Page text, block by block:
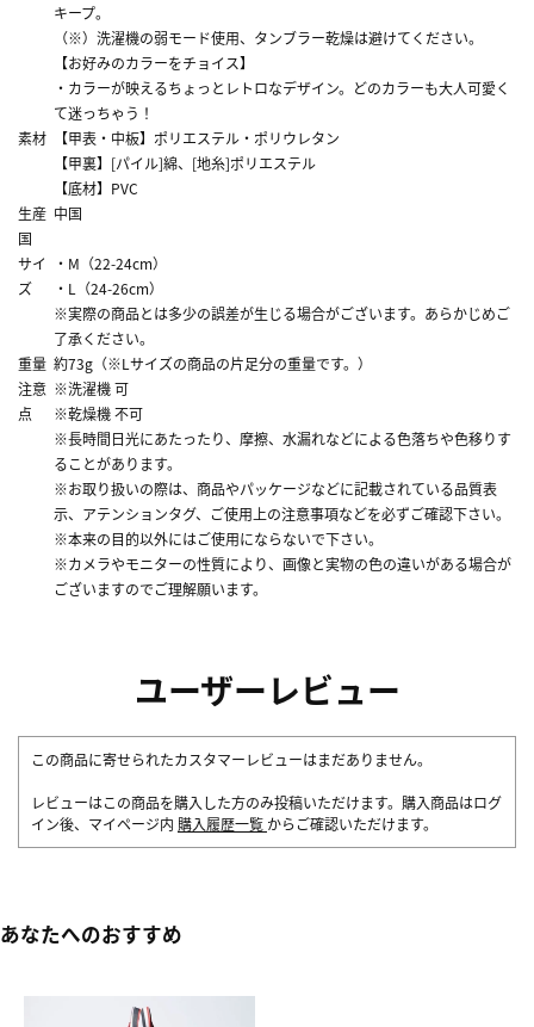
キープ。
（※）洗濯機の弱モード使用、タンブラー乾燥は避けてください。
【お好みのカラーをチョイス】
・カラーが映えるちょっとレトロなデザイン。どのカラーも大人可愛く
て迷っちゃう！
素材
【甲表・中板】ポリエステル・ポリウレタン
【甲裏】[パイル]綿、[地糸]ポリエステル
【底材】PVC
生産
国
中国
サイ
ズ
・M（22-24cm）
・L（24-26cm）
※実際の商品とは多少の誤差が生じる場合がございます。あらかじめご
了承ください。
重量 約73g（※Lサイズの商品の片足分の重量です。）
注意
点
※洗濯機 可
※乾燥機 不可
※長時間日光にあたったり、摩擦、水漏れなどによる色落ちや色移りす
ることがあります。
※お取り扱いの際は、商品やパッケージなどに記載されている品質表
示、アテンションタグ、ご使用上の注意事項などを必ずご確認下さい。
※本来の目的以外にはご使用にならないで下さい。
※カメラやモニターの性質により、画像と実物の色の違いがある場合が
ございますのでご理解願います。
ユーザーレビュー
この商品に寄せられたカスタマーレビューはまだありません。
レビューはこの商品を購入した方のみ投稿いただけます。購入商品はログ
イン後、マイページ内 購入履歴一覧 からご確認いただけます。
あなたへのおすすめ